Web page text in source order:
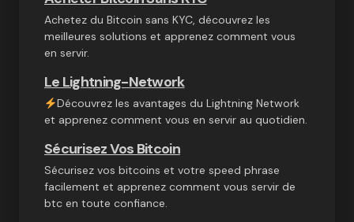
Achetez du Bitcoin sans KYC, découvrez les
meilleures solutions et apprenez comment vous
en servir.
Le Lightning-Network
Découvrez les avantages du Lightning Network
et apprenez comment vous en servir au quotidien.
Sécurisez Vos Bitcoin
Sécurisez vos bitcoins et votre speed phrase
facilement et apprenez comment vous servir de
btc en toute confiance.